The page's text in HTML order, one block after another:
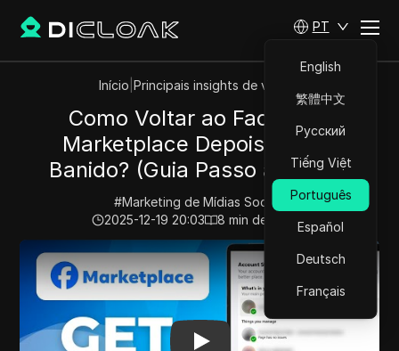
PT
English
繁體中文
Русский
Tiếng Việt
Português
Español
Deutsch
Français
Início Principais insights de vídeos
Como Voltar ao Facebook
Marketplace Depois de Ser
Banido? (Guia Passo a Passo)
#Marketing de Mídias Sociais
2025-12-19 20:03
8 min de leitura
Play Video:Como Voltar ao Facebook Marketplace